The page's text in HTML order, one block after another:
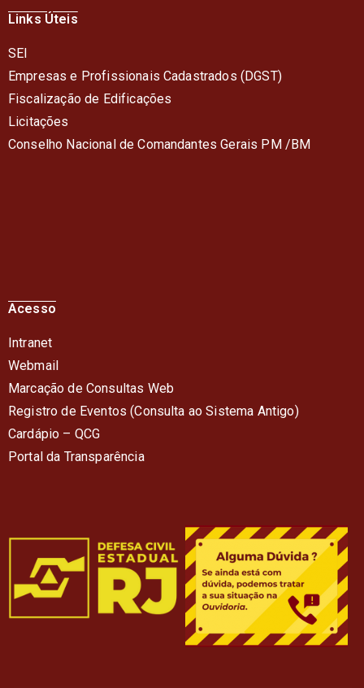
Links Úteis
SEI
Empresas e Profissionais Cadastrados (DGST)
Fiscalização de Edificações
Licitações
Conselho Nacional de Comandantes Gerais PM /BM
Acesso
Intranet
Webmail
Marcação de Consultas Web
Registro de Eventos (Consulta ao Sistema Antigo)
Cardápio – QCG
Portal da Transparência